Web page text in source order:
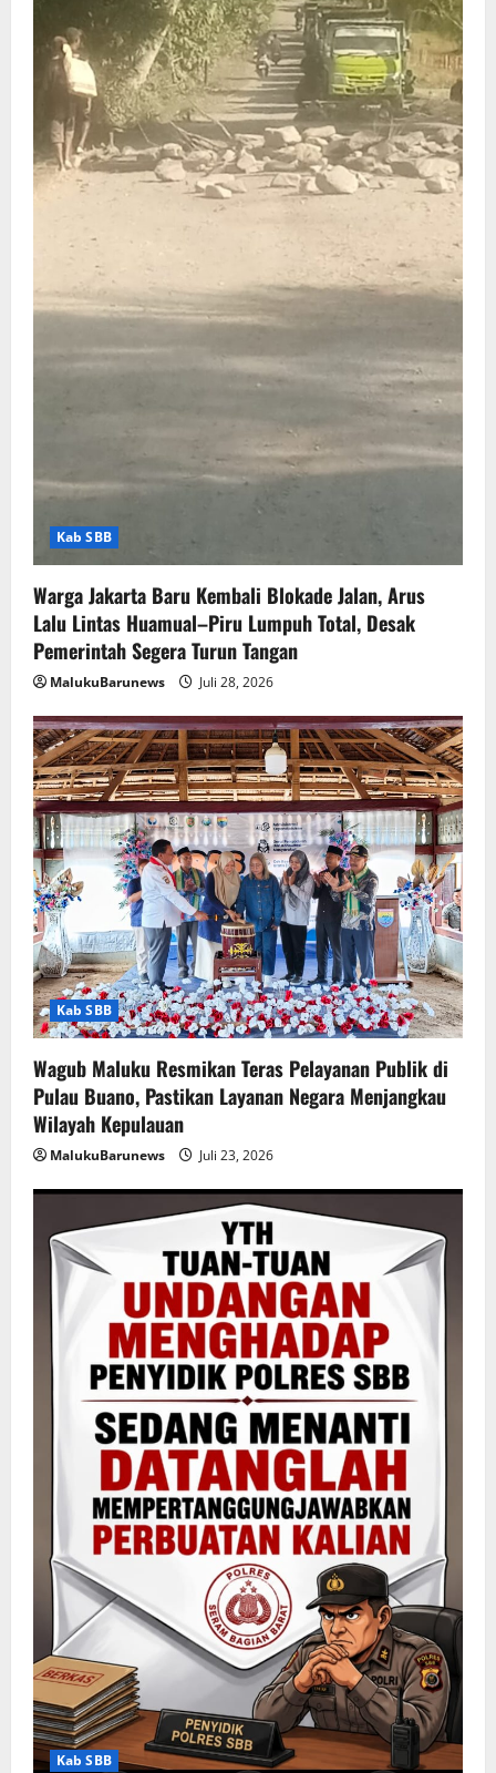
Kab SBB
Warga Jakarta Baru Kembali Blokade Jalan, Arus
Lalu Lintas Huamual–Piru Lumpuh Total, Desak
Pemerintah Segera Turun Tangan
MalukuBarunews Juli 28, 2026
Kab SBB
Wagub Maluku Resmikan Teras Pelayanan Publik di
Pulau Buano, Pastikan Layanan Negara Menjangkau
Wilayah Kepulauan
MalukuBarunews Juli 23, 2026
Kab SBB